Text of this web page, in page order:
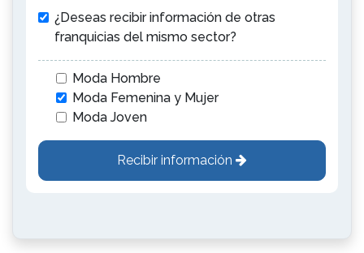
¿Deseas recibir información de otras
franquicias del mismo sector?
Moda Hombre
Moda Femenina y Mujer
Moda Joven
Recibir información